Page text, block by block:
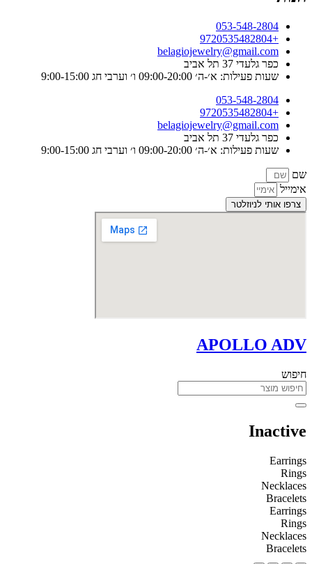
053-548-2804
+9720535482804
belagiojewelry@gmail.com
כפר גלעדי 37 תל אביב
שעות פעילות: א׳-ה׳ 09:00-20:00 ו׳ וערבי חג 9:00-15:00
053-548-2804
+9720535482804
belagiojewelry@gmail.com
כפר גלעדי 37 תל אביב
שעות פעילות: א׳-ה׳ 09:00-20:00 ו׳ וערבי חג 9:00-15:00
שם
אימייל
צרפו אותי לניוזלטר
APOLLO ADV
חיפוש
Inactive
Earrings
Rings
Necklaces
Bracelets
Earrings
Rings
Necklaces
Bracelets